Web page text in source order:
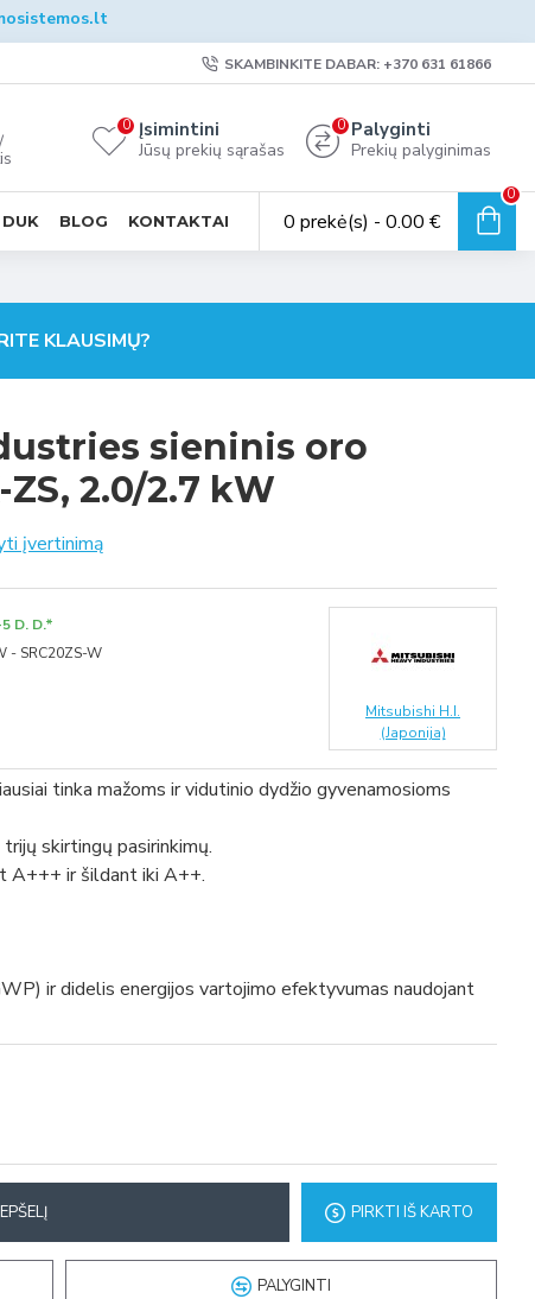
SKAMBINKITE DABAR: +370 631 61866
Įsimintini
Jūsų prekių sąrašas
0 Palyginti
Prekių palyginimas
0
DUK BLOG KONTAKTAI 0 prekė(s) - 0.00 €
0
KLAUSIMŲ?
sieninis oro
2.0/2.7 kW
įvertinimą
D. D.*
- SRC20ZS-W
Mitsubishi H.I.
(Japonija)
tinka mažoms ir vidutinio dydžio gyvenamosioms
skirtingų pasirinkimų.
A+++ ir šildant iki A++.
ir didelis energijos vartojimo efektyvumas naudojant
PIRKTI IŠ KARTO
PALYGINTI